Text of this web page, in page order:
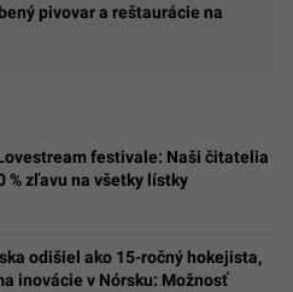
pivovar a reštaurácie na
festivale: Naši čitatelia
% zľavu na všetky lístky
odišiel ako 15-ročný hokejista,
inovácie v Nórsku: Možnosť